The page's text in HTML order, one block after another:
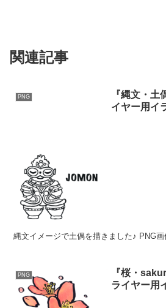
関連記事
PNG
『縄文・土
イヤー用
縄文イメージで土偶を描きました♪ PNG
PNG
『桜・
ライヤー用